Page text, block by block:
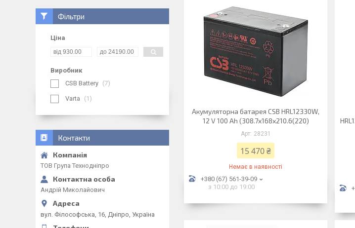
Акумуляторна батарея CSB HRL12330W,
12 V 100 Ah (308.7х168х210.6(220)
28231
15 470 ₴
Немає в наявності
+380 (67) 561-39-09
з 10:00 до 19:00
Фільтри
Ціна
Виробник
CSB Battery
7
Varta 1
Контакти
ТОВ Група Технодніпро
Андрій Миколайович
вул. Філософська, 16, Дніпро, Україна